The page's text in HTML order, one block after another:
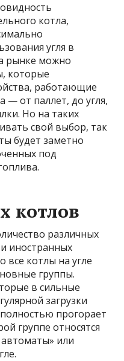
котла,
угля в
рынке можно
которые
работающие
— от паллет, до угля,
Но на таких
свой выбор, так
будет заметно
под
котлов
различных
иностранных
все котлы на угле
группы.
в сильные
загрузки
прогорает
группе относятся
или